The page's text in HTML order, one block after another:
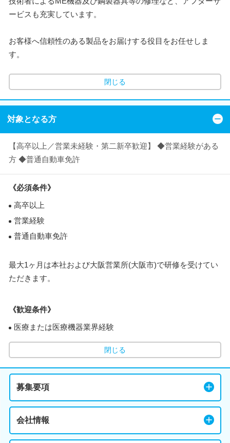
ービスも充実しています。
お客様へ信頼性のある製品をお届けする役目をお任せしま
す。
閉じる
対象となる方
【高卒以上／営業未経験・第二新卒歓迎】 ◆営業経験がある
方 ◆普通自動車免許
《必須条件》
高卒以上
営業経験
普通自動車免許
最大1ヶ月は本社および大阪営業所(大阪市)で研修を受けてい
ただきます。
《歓迎条件》
医療または医療機器業界経験
閉じる
募集要項
会社情報